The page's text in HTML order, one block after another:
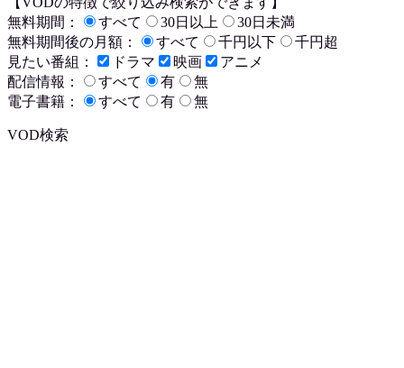
無料期間：
すべて 30日以上
30日未満
無料期間後の月額：
すべて 千円以下
千円超
見たい番組：
ドラマ 映画
アニメ
配信情報：
すべて 有
無
電子書籍：
すべて 有 無
VOD検索